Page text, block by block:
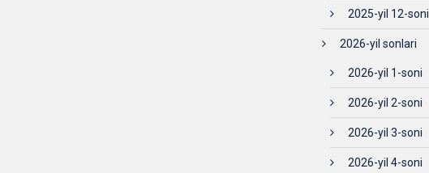
2025-yil 12-soni
2026-yil sonlari
2026-yil 1-soni
2026-yil 2-soni
2026-yil 3-soni
2026-yil 4-soni